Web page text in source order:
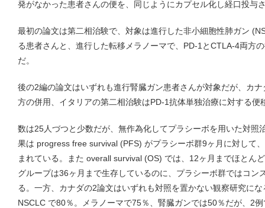
発がなかった患者さんの便を、同じようにカプセル化し経口投与
最初の論文は第二相治験で、対象は進行した非小細胞性肺ガン
る患者さんと、進行した転移メラノーマで、PD-1とCTLA-4両方
だ。
後の2編の論文はいずれも進行腎臓ガン患者さんが対象だが、カ
方の併用、イタリアの第二相治験はPD-1抗体単独治療に対する便
数は25人づつと少数だが、無作為化してプラシーボを用いた対照
果は progress free survival (PFS) がプラシーボ群9ヶ月に対して
まれている。また overall survival (OS) では、12ヶ月までほとん
グループは36ヶ月まで生存しているのに、プラシーボ群ではコン
る。一方、カナダの2論文はいずれも対照を置かない観察研究に
NSCLC で80％。メラノーマで75％、腎臓ガンでは50％だが、2